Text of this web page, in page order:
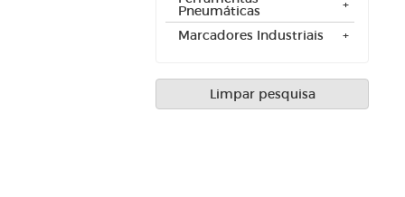
Pneumáticas
Marcadores Industriais
Limpar pesquisa